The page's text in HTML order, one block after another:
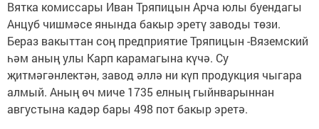
Вятка комиссары Иван Тряпицын Арча юлы буендагы
Анцуб чишмәсе янында бакыр эретү заводы төзи.
Бераз вакыттан соң предприятие Тряпицын -Вяземский
һәм аның улы Карп карамагына күчә. Су
җитмәгәнлектән, завод әллә ни күп продукция чыгара
алмый. Аның өч миче 1735 елның гыйнварыннан
августына кадәр бары 498 пот бакыр эретә.